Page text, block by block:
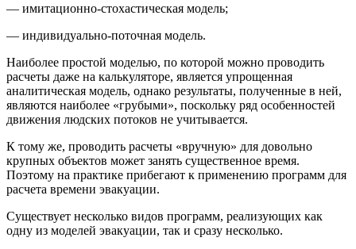
— имитационно-стохастическая модель;
— индивидуально-поточная модель.
Наиболее простой моделью, по которой можно проводить
расчеты даже на калькуляторе, является упрощенная
аналитическая модель, однако результаты, полученные в ней,
являются наиболее «грубыми», поскольку ряд особенностей
движения людских потоков не учитывается.
К тому же, проводить расчеты «вручную» для довольно
крупных объектов может занять существенное время.
Поэтому на практике прибегают к применению программ для
расчета времени эвакуации.
Существует несколько видов программ, реализующих как
одну из моделей эвакуации, так и сразу несколько.